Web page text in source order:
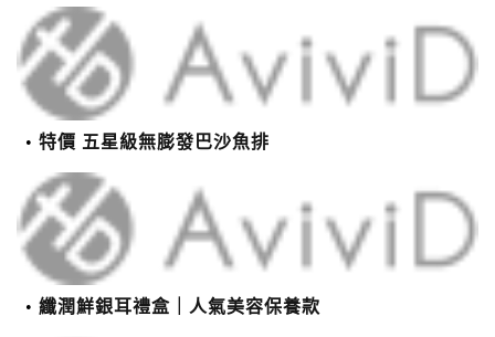
特價 五星級無膨發巴沙魚排
纖潤鮮銀耳禮盒｜人氣美容保養款